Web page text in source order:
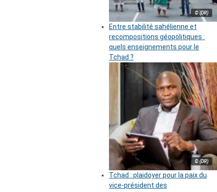
© (DR)
Entre stabilité sahélienne et
recompositions géopolitiques :
quels enseignements pour le
Tchad ?
© (DR)
Tchad : plaidoyer pour la paix du
vice-président des